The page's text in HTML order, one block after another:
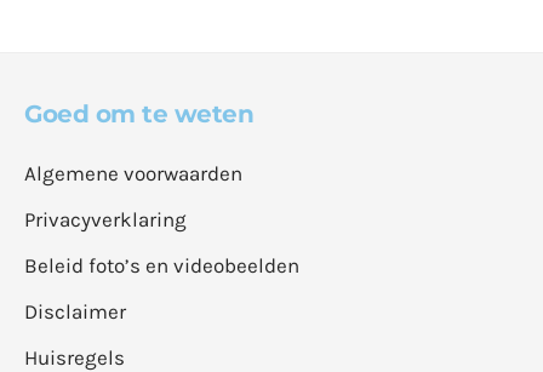
Goed om te weten
Algemene voorwaarden
Privacyverklaring
Beleid foto’s en videobeelden
Disclaimer
Huisregels